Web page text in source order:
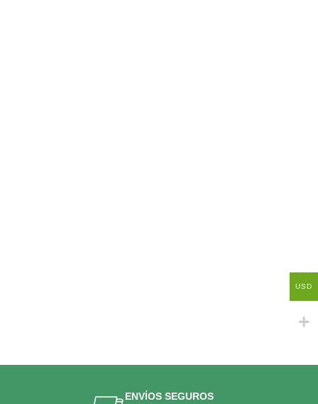
ENVÍOS SEGUROS
USD